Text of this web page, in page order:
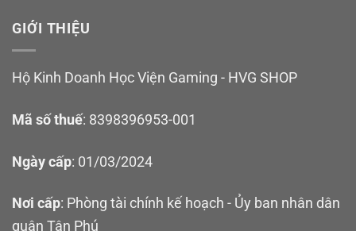
GIỚI THIỆU
Hộ Kinh Doanh Học Viện Gaming - HVG SHOP
Mã số thuế: 8398396953-001
Ngày cấp: 01/03/2024
Nơi cấp: Phòng tài chính kế hoạch - Ủy ban nhân dân
quận Tân Phú